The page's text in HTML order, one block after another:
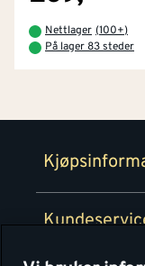
Nettlager (100+)
På lager 83 steder
Retur- og
Montér Klubb
Prismatch
Personvern